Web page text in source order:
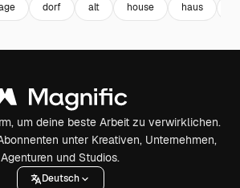
dorf alt house haus
um deine beste Arbeit zu verwirklichen.
unter Kreativen, Unternehmen,
Agenturen und Studios.
Deutsch